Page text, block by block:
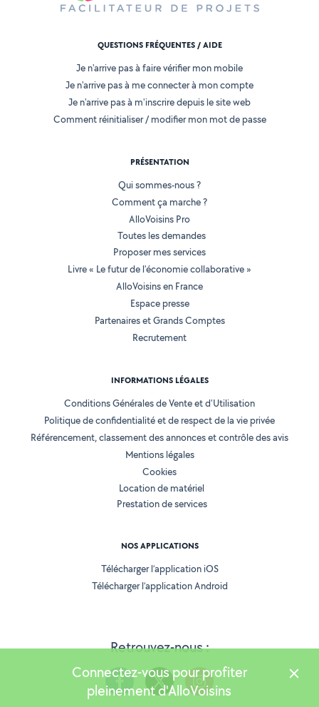
Retrouvez-nous :
QUESTIONS FRÉQUENTES / AIDE
Je n'arrive pas à faire vérifier mon mobile
Je n'arrive pas à me connecter à mon compte
Je n'arrive pas à m'inscrire depuis le site web
Comment réinitialiser / modifier mon mot de passe
PRÉSENTATION
Qui sommes-nous ?
Comment ça marche ?
AlloVoisins Pro
Toutes les demandes
Proposer mes services
Livre « Le futur de l'économie collaborative »
AlloVoisins en France
Espace presse
Partenaires et Grands Comptes
Recrutement
INFORMATIONS LÉGALES
Conditions Générales de Vente et d'Utilisation
Politique de confidentialité et de respect de la vie privée
Référencement, classement des annonces et contrôle des avis
Mentions légales
Cookies
Location de matériel
Prestation de services
NOS APPLICATIONS
Télécharger l’application iOS
Télécharger l’application Android
Connectez-vous pour profiter
pleinement d'AlloVoisins